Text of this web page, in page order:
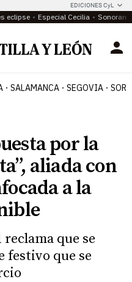
EDICIONES CyL
eclipse Especial Cecilia
SALAMANCA SEGOVIA
por la
aliada con
a la
que se
festivo que se